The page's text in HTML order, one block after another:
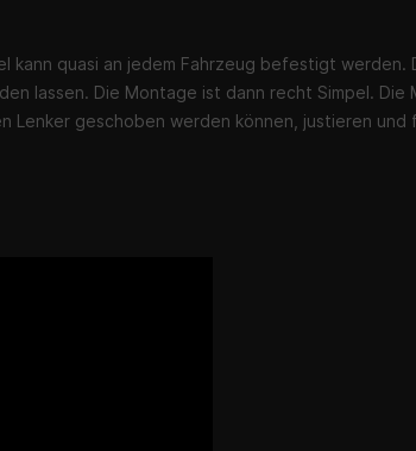
kann quasi an jedem Fahrzeug befestigt werden.
lassen. Die Montage ist dann recht Simpel. Die
Lenker geschoben werden können, justieren und